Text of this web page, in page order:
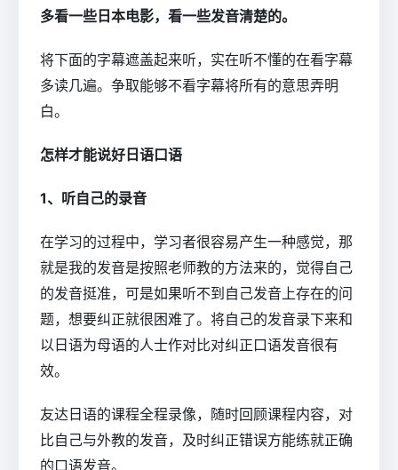
多看一些日本电影，看一些发音清楚的。
将下面的字幕遮盖起来听，实在听不懂的在看字幕
多读几遍。争取能够不看字幕将所有的意思弄明
白。
怎样才能说好日语口语
1、听自己的录音
在学习的过程中，学习者很容易产生一种感觉，那
就是我的发音是按照老师教的方法来的，觉得自己
的发音挺准，可是如果听不到自己发音上存在的问
题，想要纠正就很困难了。将自己的发音录下来和
以日语为母语的人士作对比对纠正口语发音很有
效。
友达日语的课程全程录像，随时回顾课程内容，对
比自己与外教的发音，及时纠正错误方能练就正确
的口语发音。